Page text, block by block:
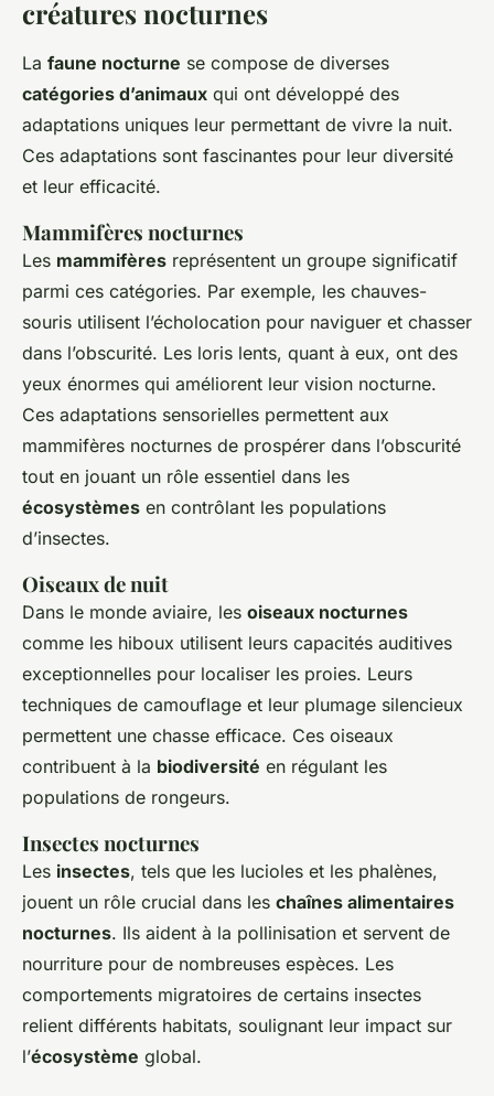
créatures nocturnes
La faune nocturne se compose de diverses
catégories d’animaux qui ont développé des
adaptations uniques leur permettant de vivre la nuit.
Ces adaptations sont fascinantes pour leur diversité
et leur efficacité.
Mammifères nocturnes
Les mammifères représentent un groupe significatif
parmi ces catégories. Par exemple, les chauves-
souris utilisent l’écholocation pour naviguer et chasser
dans l’obscurité. Les loris lents, quant à eux, ont des
yeux énormes qui améliorent leur vision nocturne.
Ces adaptations sensorielles permettent aux
mammifères nocturnes de prospérer dans l’obscurité
tout en jouant un rôle essentiel dans les
écosystèmes en contrôlant les populations
d’insectes.
Oiseaux de nuit
Dans le monde aviaire, les oiseaux nocturnes
comme les hiboux utilisent leurs capacités auditives
exceptionnelles pour localiser les proies. Leurs
techniques de camouflage et leur plumage silencieux
permettent une chasse efficace. Ces oiseaux
contribuent à la biodiversité en régulant les
populations de rongeurs.
Insectes nocturnes
Les insectes, tels que les lucioles et les phalènes,
jouent un rôle crucial dans les chaînes alimentaires
nocturnes. Ils aident à la pollinisation et servent de
nourriture pour de nombreuses espèces. Les
comportements migratoires de certains insectes
relient différents habitats, soulignant leur impact sur
l’écosystème global.